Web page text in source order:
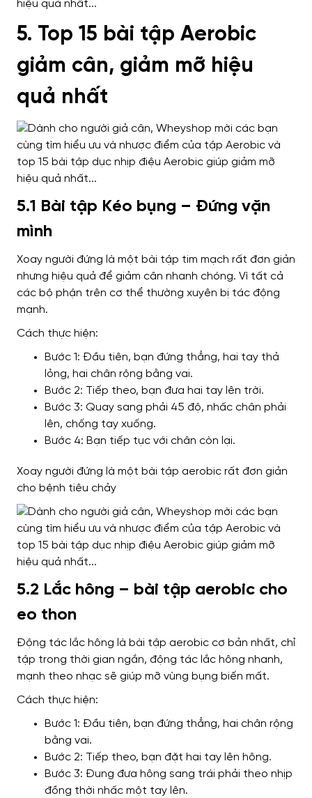
5. Top 15 bài tập Aerobic
giảm cân, giảm mỡ hiệu
quả nhất
5.1 Bài tập Kéo bụng – Đứng vặn
mình
Xoay người đứng là một bài tập tim mạch rất đơn giản
nhưng hiệu quả để giảm cân nhanh chóng. Vì tất cả
các bộ phận trên cơ thể thường xuyên bị tác động
mạnh.
Cách thực hiện:
Bước 1: Đầu tiên, bạn đứng thẳng, hai tay thả
lỏng, hai chân rộng bằng vai.
Bước 2: Tiếp theo, bạn đưa hai tay lên trời.
Bước 3: Quay sang phải 45 độ, nhấc chân phải
lên, chống tay xuống.
Bước 4: Bạn tiếp tục với chân còn lại.
Xoay người đứng là một bài tập aerobic rất đơn giản
cho bệnh tiêu chảy
5.2 Lắc hông – bài tập aerobic cho
eo thon
Động tác lắc hông là bài tập aerobic cơ bản nhất, chỉ
tập trong thời gian ngắn, động tác lắc hông nhanh,
mạnh theo nhạc sẽ giúp mỡ vùng bụng biến mất.
Cách thực hiện:
Bước 1: Đầu tiên, bạn đứng thẳng, hai chân rộng
bằng vai.
Bước 2: Tiếp theo, bạn đặt hai tay lên hông.
Bước 3: Đung đưa hông sang trái phải theo nhịp
đồng thời nhấc một tay lên.